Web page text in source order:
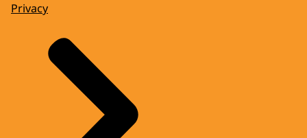
Privacy